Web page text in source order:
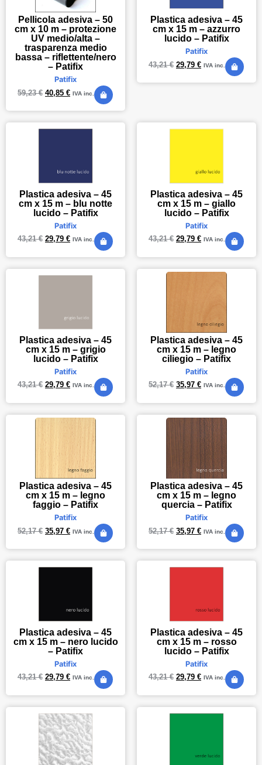
Pellicola adesiva – 50
cm x 10 m – protezione
UV medio/alta –
trasparenza medio
bassa – riflettente/nero
– Patifix
Patifix
59,23€ 40,85 € IVA inc.
Plastica adesiva – 45
cm x 15 m – azzurro
lucido – Patifix
Patifix
43,21€ 29,79 € IVA inc.
Plastica adesiva – 45
cm x 15 m – blu notte
lucido – Patifix
Patifix
43,21€ 29,79 € IVA inc.
Plastica adesiva – 45
cm x 15 m – giallo
lucido – Patifix
Patifix
43,21€ 29,79 € IVA inc.
Plastica adesiva – 45
cm x 15 m – grigio
lucido – Patifix
Patifix
43,21€ 29,79 € IVA inc.
Plastica adesiva – 45
cm x 15 m – legno
ciliegio – Patifix
Patifix
52,17€ 35,97 € IVA inc.
Plastica adesiva – 45
cm x 15 m – legno
faggio – Patifix
Patifix
52,17€ 35,97 € IVA inc.
Plastica adesiva – 45
cm x 15 m – legno
quercia – Patifix
Patifix
52,17€ 35,97 € IVA inc.
Plastica adesiva – 45
cm x 15 m – nero lucido
– Patifix
Patifix
43,21€ 29,79 € IVA inc.
Plastica adesiva – 45
cm x 15 m – rosso
lucido – Patifix
Patifix
43,21€ 29,79 € IVA inc.